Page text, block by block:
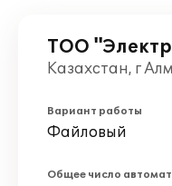
ТОО
Казахстан, г
Вариант работы
Файловый
Общее число